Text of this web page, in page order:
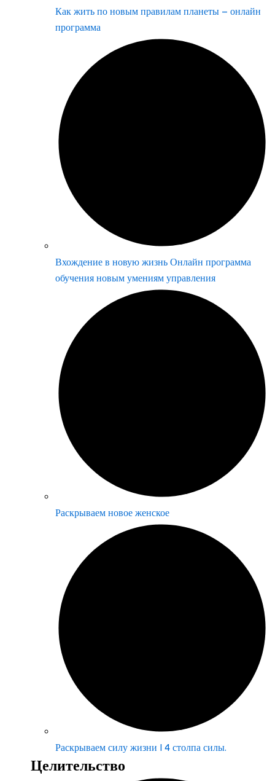
Как жить по новым правилам планеты – онлайн
программа
Вхождение в новую жизнь Онлайн программа
обучения новым умениям управления
Раскрываем новое женское
Раскрываем силу жизни | 4 столпа силы.
Целительство